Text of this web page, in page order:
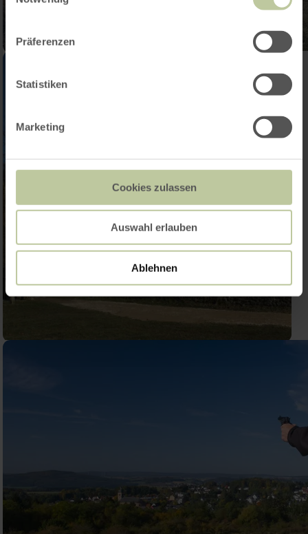
Präferenzen
Statistiken
Marketing
Cookies zulassen
Auswahl erlauben
Ablehnen